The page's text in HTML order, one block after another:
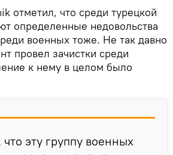
отметил, что среди турецкой
определенные недовольства
военных тоже. Не так давно
провел зачистки среди
к нему в целом было
эту группу военных